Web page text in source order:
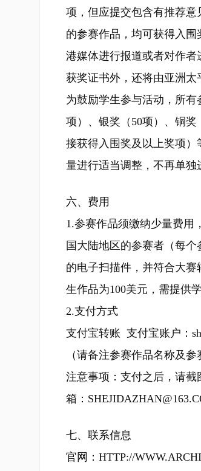
项，但应提交包含有推荐
的参赛作品，均可获得入
港媒体进行报道或者对作
获奖证书外，还将由亚洲太
为鼓励学生参与活动，所有
项）、银奖（50项）、铜
接获得入围奖及以上奖项）
量进行适当调整，不再单独
六、费用
1.参赛作品须缴纳少量费用
国大陆地区的参赛者（每
的电子扫描件，并符合大
生作品为100美元，需提供
2.支付方式
支付宝转账 支付宝账户：
（请备注参赛作品名称及参
注意事项：支付之后，请
箱：
七、联系信息
官网： HTTP://